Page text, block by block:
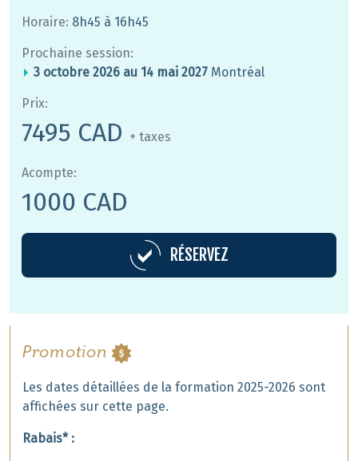
Horaire: 8h45 à 16h45
Prochaine session:
3 octobre 2026 au 14 mai 2027 Montréal
Prix:
7495 CAD + taxes
Acompte:
1000 CAD
RÉSERVEZ
Promotion
Les dates détaillées de la formation 2025-2026 sont
affichées sur cette page.
Rabais* :